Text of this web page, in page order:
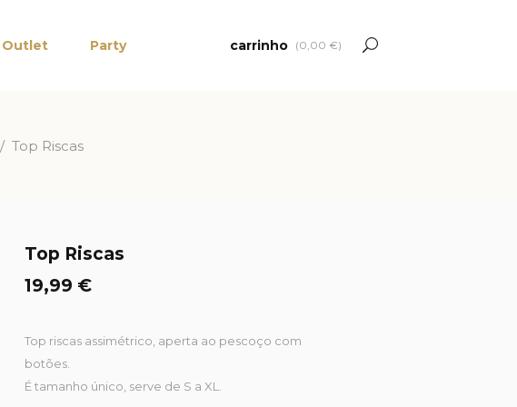
Outlet Party carrinho (0,00 €)
/ Top Riscas
Top Riscas
19,99 €
Top riscas assimétrico, aperta ao pescoço com
botões.
É tamanho único, serve de S a XL.